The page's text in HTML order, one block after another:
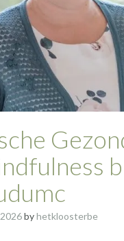
byhetkloosterbe